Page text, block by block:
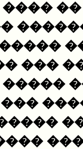
����
�
���